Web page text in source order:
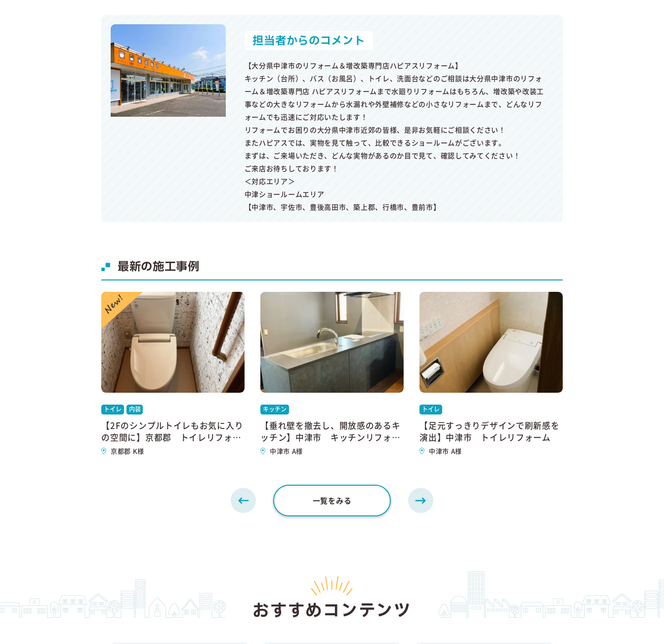
担当者からのコメント
【大分県中津市のリフォーム＆増改築専門店ハピアスリフォーム】
キッチン（台所）、バス（お風呂）、トイレ、洗面台などのご相談は大分県中津市のリフォ
ーム＆増改築専門店 ハピアスリフォームまで水廻りリフォームはもちろん、増改築や改装工
事などの大きなリフォームから水漏れや外壁補修などの小さなリフォームまで、どんなリフ
ォームでも迅速にご対応いたします！
リフォームでお困りの大分県中津市近郊の皆様、是非お気軽にご相談ください！
またハピアスでは、実物を見て触って、比較できるショールームがございます。
まずは、ご来場いただき、どんな実物があるのか目で見て、確認してみてください！
ご来店お待ちしております！
＜対応エリア＞
中津ショールームエリア
【中津市、宇佐市、豊後高田市、築上郡、行橋市、豊前市】
最新の施工事例
トイレ 内装
【2Fのシンプルトイレもお気に入り
の空間に】京都郡 トイレリフォー
ム 京都郡 K様
キッチン
【垂れ壁を撤去し、開放感のあるキ
ッチン】中津市 キッチンリフォー
ム 中津市 A様
トイレ
【足元すっきりデザインで刷新感を
演出】中津市 トイレリフォーム
中津市 A様
一覧をみる
おすすめコンテンツ